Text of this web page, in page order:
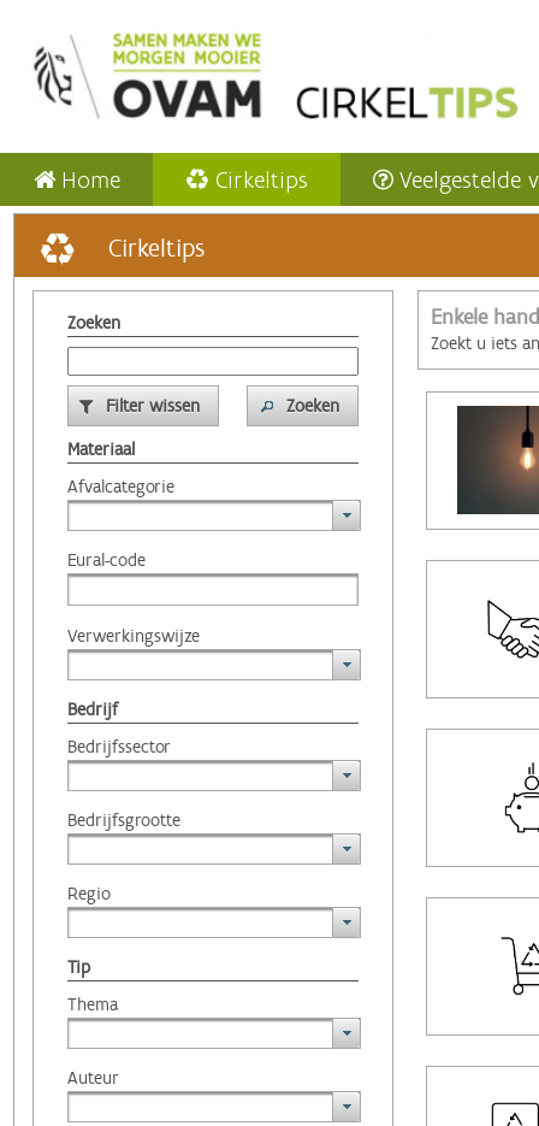
Home Cirkeltips Veelgestelde
Cirkeltips
Zoeken
Filter wissen
Zoeken
Materiaal
Afvalcategorie
Eural-code
Verwerkingswijze
Bedrijf
Bedrijfssector
Bedrijfsgrootte
Regio
Tip
Thema
Auteur
Enkele
Zoekt u iets